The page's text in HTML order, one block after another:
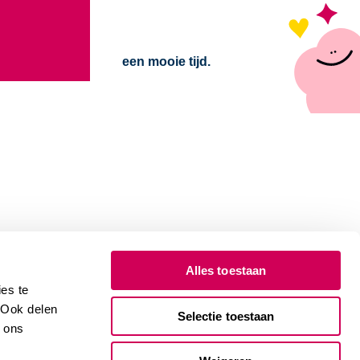
te
delen
Alles toestaan
Selectie toestaan
een mooie tijd.